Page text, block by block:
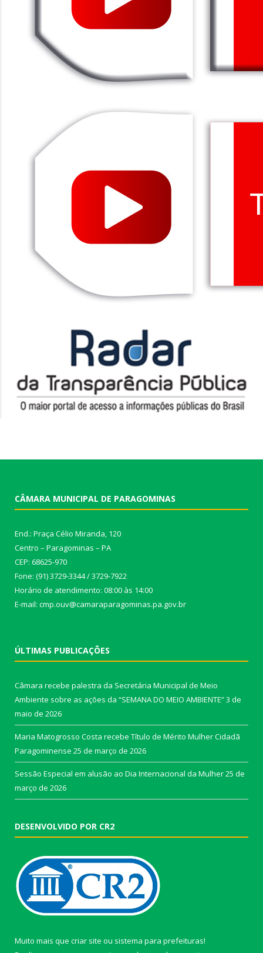
CÂMARA MUNICIPAL DE PARAGOMINAS
End.: Praça Célio Miranda, 120
Centro – Paragominas – PA
CEP: 68625-970
Fone: (91) 3729-3344 / 3729-7922
Horário de atendimento: 08:00 às 14:00
E-mail: cmp.ouv@camaraparagominas.pa.gov.br
ÚLTIMAS PUBLICAÇÕES
Câmara recebe palestra da Secretária Municipal de Meio
Ambiente sobre as ações da “SEMANA DO MEIO AMBIENTE”3 de
maio de 2026
Maria Matogrosso Costa recebe Título de Mérito Mulher Cidadã
Paragominense 25 de março de 2026
Sessão Especial em alusão ao Dia Internacional da Mulher25 de
março de 2026
DESENVOLVIDO POR CR2
Muito mais que criar site ou sistema para prefeituras!